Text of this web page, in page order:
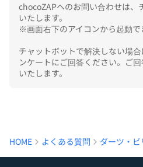
chocoZAPへのお問い合わせは、
いたします。
※画面右下のアイコンから起動で
チャットボットで解決しない場
ンケートにご回答ください。ご
いたします。
HOME よくある質問 ダーツ・ビ